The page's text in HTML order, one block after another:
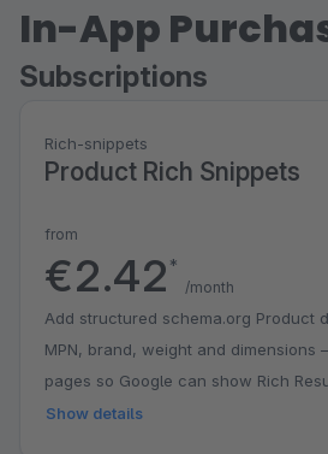
In-App
Subscriptions
Rich-snippets
Product Rich Snippets
from
€2.42 *
/month
Add structured schema.org Product
MPN, brand, weight and
pages so Google can show Rich
price, availability and identifiers
Show details